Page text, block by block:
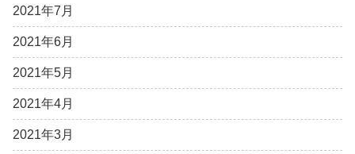
2021年7月
2021年6月
2021年5月
2021年4月
2021年3月